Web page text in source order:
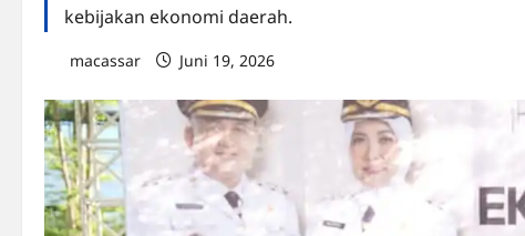
kebijakan ekonomi daerah.
macassar Juni 19, 2026